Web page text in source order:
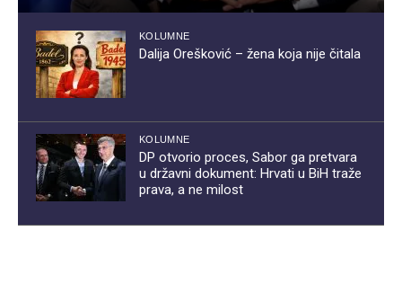
KOLUMNE
Dalija Orešković – žena koja nije čitala
KOLUMNE
DP otvorio proces, Sabor ga pretvara
u državni dokument: Hrvati u BiH traže
prava, a ne milost